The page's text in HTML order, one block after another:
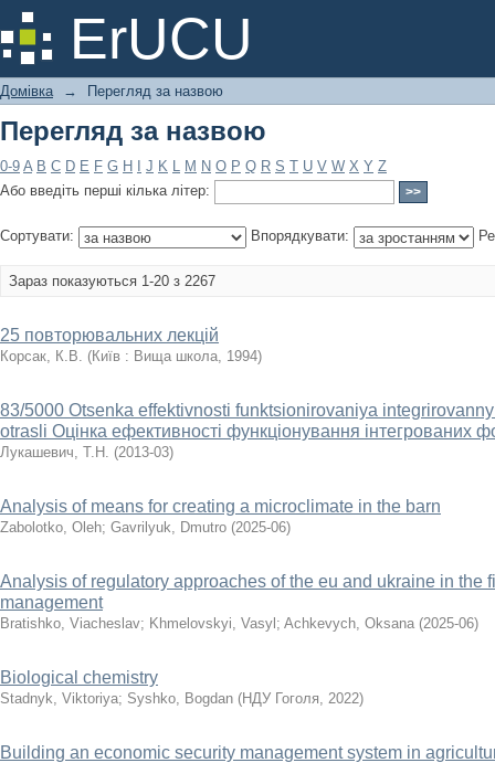
ErUCU
Перегляд за назвою
Домівка → Перегляд за назвою
Перегляд за назвою
0-9 A B C D E F G H J K L M N O P Q R S T U V W X Y Z
Або введіть перші кілька літер:
Сортувати: Впорядкувати:
Зараз показуються 1-20 з 2267
25 повторювальних лекцій
Корсак, К.В. (Київ : Вища школа, 1994)
83/5000 Otsenka effektivnosti funktsionirovaniya
otrasli Оцінка ефективності функціонування інтегрованих
Лукашевич, Т.Н. (2013-03)
Analysis of means for creating a microclimate in the barn
Zabolotko, Oleh; Gavrilyuk, Dmutro (2025-06)
Analysis of regulatory approaches of the eu and ukraine in the
management
Bratishko, Viacheslav; Khmelovskyi, Vasyl ; Achkevych, Oksana (2025-06)
Biological chemistry
Stadnyk, Viktoriya; Syshko, Bogdan (НДУ Гоголя, 2022)
Building an economic security management system in